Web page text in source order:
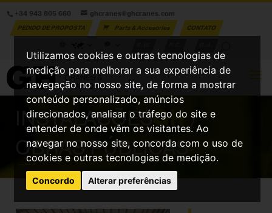
Utilizamos cookies e outras tecnologias de
medição para melhorar a sua experiência de
navegação no nosso site, de forma a mostrar
conteúdo personalizado, anúncios
direcionados, analisar o tráfego do site e
entender de onde vêm os visitantes. Ao
navegar no nosso site, concorda com o uso de
cookies e outras tecnologias de medição.
Concordo Alterar preferências
+34 943 805 660 ghcranes@ghcranes.com
PEDIDO DE PROPOSTA Parts & Accesories
CONTATO
INSTALAÇÕESGH/
OBRAS PÚBLICAS